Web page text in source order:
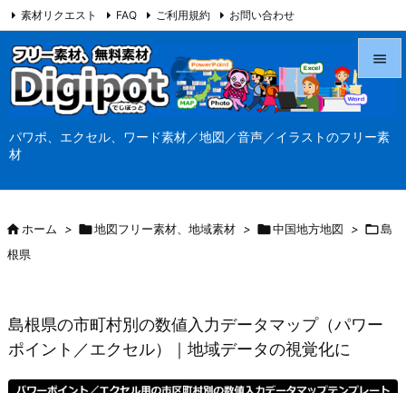
パワポ、エクセル、ワード素材／地図／音声／イラストのフリー素
材




素材リクエスト FAQ ご利用規約 お問い合わせ
当サイト（Digipot.net）について
ホーム > 地図フリー素材、地域素材 > 中国地方地図 > 島
根県
島根県の市町村別の数値入力データマップ（パワー
ポイント／エクセル）｜地域データの視覚化に